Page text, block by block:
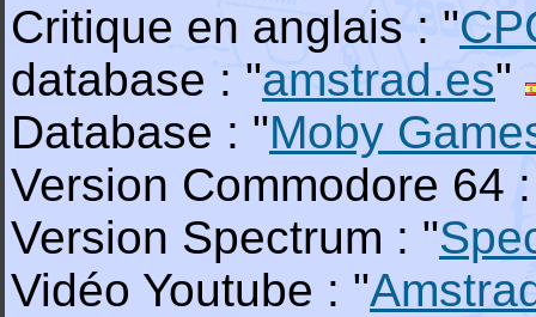
Critique en anglais : "
database : "amstrad.es"
Database : "Moby
Version Commodore 64
Version Spectrum : "
Vidéo Youtube : "